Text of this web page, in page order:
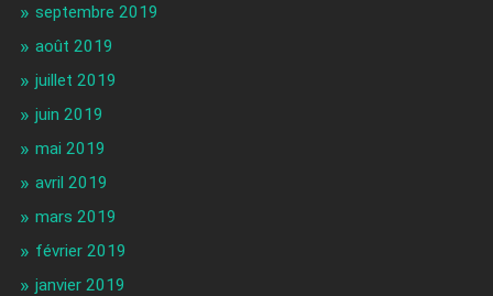
septembre 2019
août 2019
juillet 2019
juin 2019
mai 2019
avril 2019
mars 2019
février 2019
janvier 2019